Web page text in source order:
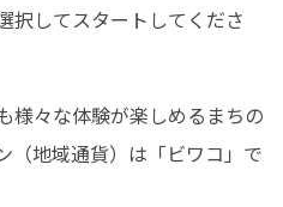
択してスタートしてくださ
様々な体験が楽しめるまちの
（地域通貨）は「ビワコ」で